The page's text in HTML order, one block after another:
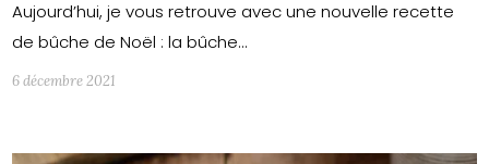
Aujourd’hui, je vous retrouve avec une nouvelle recette
de bûche de Noël : la bûche…
6 décembre 2021